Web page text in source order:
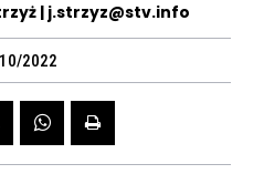
| j.strzyz@stv.info
2022